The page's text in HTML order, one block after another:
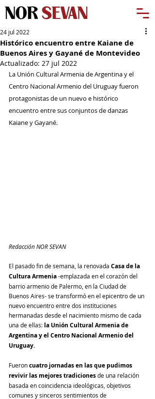
Histórico encuentro entre Kaiane de
Buenos Aires y Gayané de Montevideo
24 jul 2022
Actualizado: 27 jul 2022
La Unión Cultural Armenia de Argentina y el
Centro Nacional Armenio del Uruguay fueron
protagonistas de un nuevo e histórico
encuentro entre sus conjuntos de danzas
Kaiane y Gayané.
Redacción NOR SEVAN
El pasado fin de semana, la renovada Casa de la
Cultura Armenia -emplazada en el corazón del
barrio armenio de Palermo, en la Ciudad de
Buenos Aires- se transformó en el epicentro de un
nuevo encuentro entre dos instituciones
hermanadas desde el nacimiento mismo de cada
una de ellas: la Unión Cultural Armenia de
Argentina y el Centro Nacional Armenio del
Uruguay.
Fueron cuatro jornadas en las que pudimos
revivir las mejores tradiciones de una relación
basada en coincidencia ideológicas, objetivos
comunes y sinceros sentimientos de